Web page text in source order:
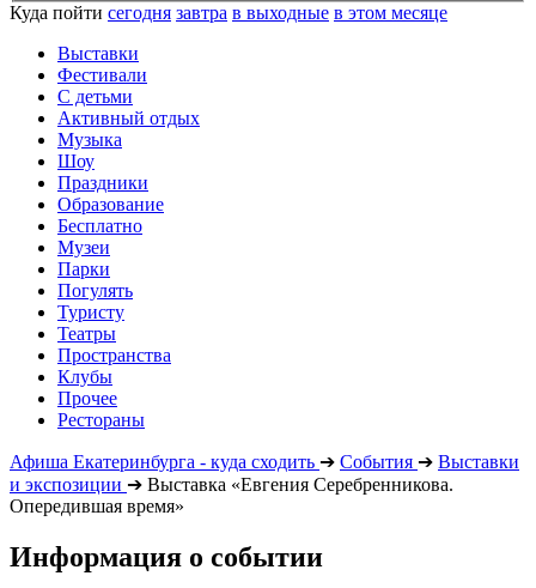
Куда пойти сегодня завтра в выходные в этом месяце
Выставки
Фестивали
С детьми
Активный отдых
Музыка
Шоу
Праздники
Образование
Бесплатно
Музеи
Парки
Погулять
Туристу
Театры
Пространства
Клубы
Прочее
Рестораны
Афиша Екатеринбурга - куда сходить ➔ События ➔ Выставки
и экспозиции ➔ Выставка «Евгения Серебренникова.
Опередившая время»
Информация о событии